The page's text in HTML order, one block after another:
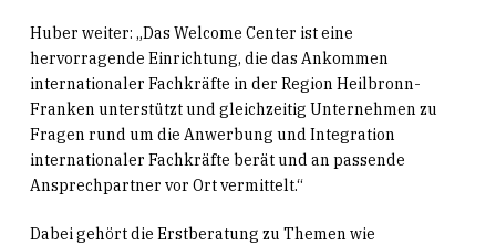
Huber weiter: „Das Welcome Center ist eine
hervorragende Einrichtung, die das Ankommen
internationaler Fachkräfte in der Region Heilbronn-
Franken unterstützt und gleichzeitig Unternehmen zu
Fragen rund um die Anwerbung und Integration
internationaler Fachkräfte berät und an passende
Ansprechpartner vor Ort vermittelt.“
Dabei gehört die Erstberatung zu Themen wie